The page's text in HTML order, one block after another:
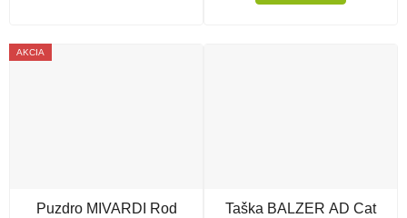
AKCIA
Puzdro MIVARDI Rod
Taška BALZER AD Cat